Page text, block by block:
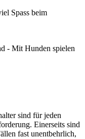
Spass beim
- Mit Hunden spielen
sind für jeden
Einerseits sind
fast unentbehrlich,